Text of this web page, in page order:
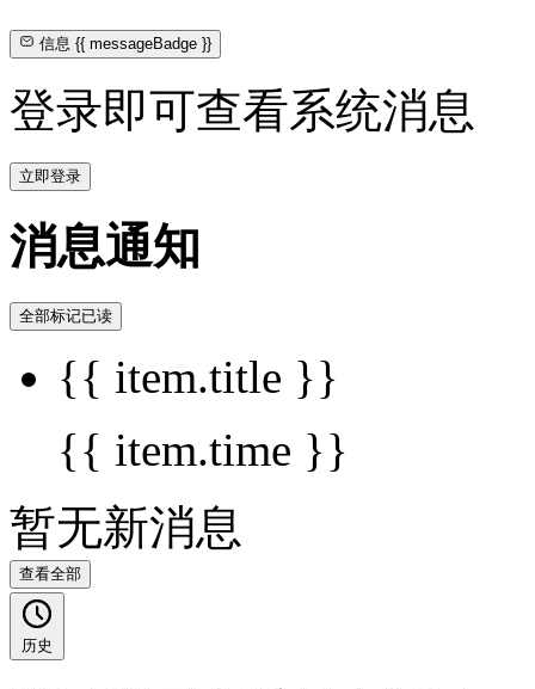
信息{{ messageBadge }}
登录即可查看系统消息
立即登录
消息通知
全部标记已读
{{ item.title }}
{{ item.time }}
暂无新消息
查看全部
历史